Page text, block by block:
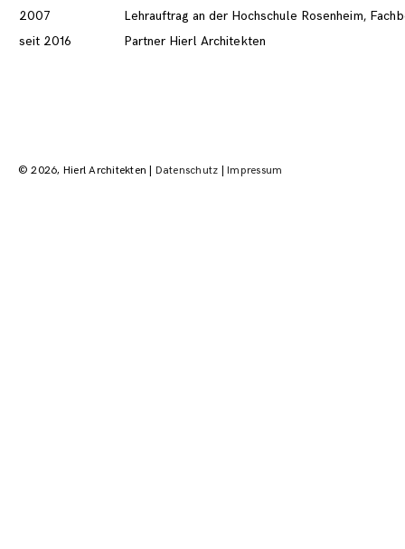
2007
Lehrauftrag an der Hochschule Rosenheim,
seit 2016
Partner Hierl Architekten
© 2026, Hierl Architekten | Datenschutz |Impressum